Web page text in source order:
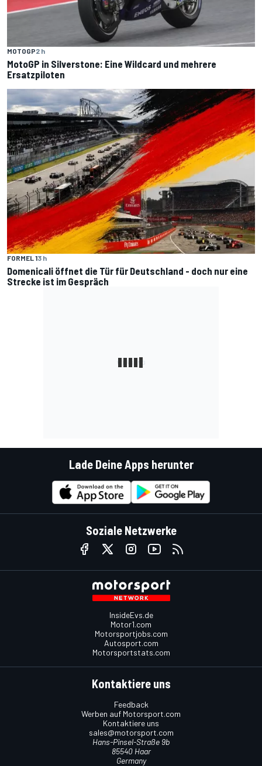
MOTOGP2 h
MotoGP in Silverstone: Eine Wildcard und mehrere
Ersatzpiloten
FORMEL 13 h
Domenicali öffnet die Tür für Deutschland - doch nur eine
Strecke ist im Gespräch
Lade Deine Apps herunter
Soziale Netzwerke
InsideEvs.de
Motor1.com
Motorsportjobs.com
Autosport.com
Motorsportstats.com
Kontaktiere uns
Feedback
Werben auf Motorsport.com
Kontaktiere uns
sales@motorsport.com
Hans-Pinsel-Straße 9b
85540 Haar
Germany